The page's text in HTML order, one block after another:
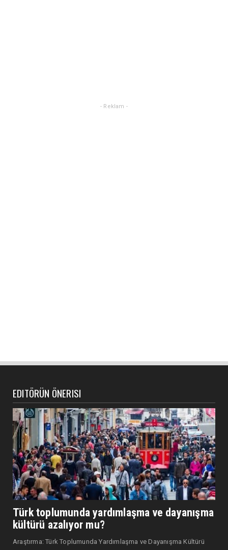
- Reklam -
EDITÖRÜN ÖNERISI
Türk toplumunda yardımlaşma ve dayanışma
kültürü azalıyor mu?
Araştırma: Türk Toplumunda Yardımlaşma ve Dayanışma Kültürü